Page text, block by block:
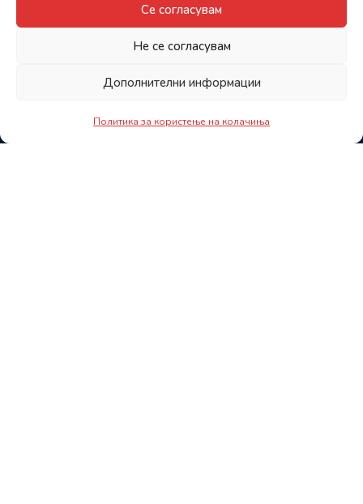
Се согласувам
Не се согласувам
Дополнителни информации
Политика за користење на колачиња